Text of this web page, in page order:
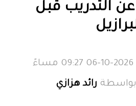
عن التدريب قبل
بواسطة رائد هزازي